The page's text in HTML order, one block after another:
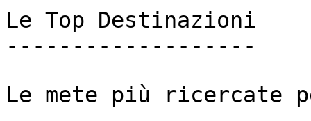
Le Top Destinazioni
-------------------
Le mete più ricercate